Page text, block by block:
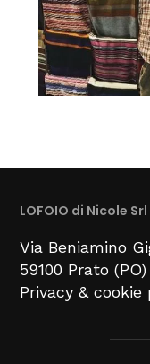
LOFOIO di Nicole Srl
Via Beniamino
59100 Prato
Privacy & cookie